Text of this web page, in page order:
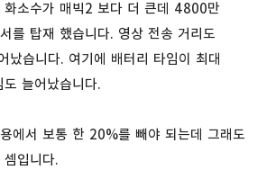
화소수가 매빅2 보다 더 큰데 4800만
를 탑재 했습니다. 영상 전송 거리도
났습니다. 여기에 배터리 타임이 최대
늘어났습니다.
에서 보통 한 20%를 빼야 되는데 그래도
입니다.